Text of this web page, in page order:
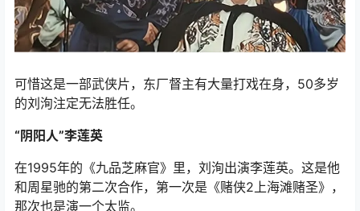
可惜这是一部武侠片，东厂督主有大量打戏在身，50多岁
的刘洵注定无法胜任。
“阴阳人”李莲英
在1995年的《九品芝麻官》里，刘洵出演李莲英。这是他
和周星驰的第二次合作，第一次是《赌侠2上海滩赌圣》，
那次也是演一个太监。